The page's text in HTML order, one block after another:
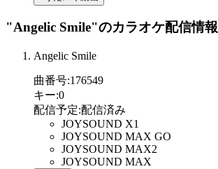
"Angelic Smile"のカラオケ配信情報
Angelic Smile
曲番号:176549
キー:0
配信予定:配信済み
JOYSOUND X1
JOYSOUND MAX GO
JOYSOUND MAX2
JOYSOUND MAX